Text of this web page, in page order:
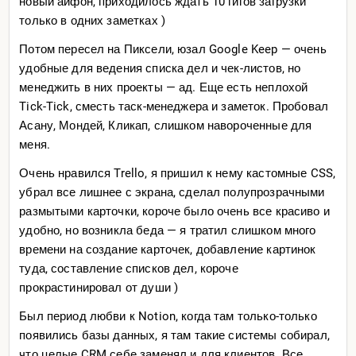
только в одних заметках )
Потом пересел на Пиксели, юзал Google Keep — очень
удобные для ведения списка дел и чек-листов, но
менеджить в них проекты — ад. Еще есть неплохой
Tick-Tick, сместь таск-менеджера и заметок. Пробовал
Асану, Мондей, Кликап, слишком навороченные для
меня.
Очень нравился Trello, я пришил к нему кастомные CSS,
убрал все лишнее с экрана, сделал полупрозрачными
размытыми карточки, короче было очень все красиво и
удобно, но возникла беда — я тратил слишком много
времени на создание карточек, добавление картинок
туда, составление списков дел, короче
прокрастинировал от души )
Был период любви к Notion, когда там только-только
появились базы данных, я там такие системы собирал,